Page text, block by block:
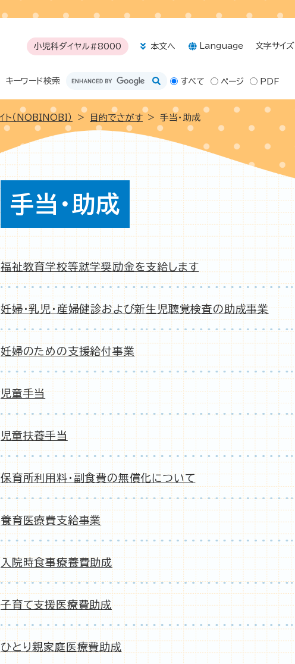
小児科ダイヤル#8000 本文へ Language 文字サイズ
キーワード検索 すべて ページ PDF
ト（NOBINOBI） > 目的でさがす > 手当・助成
手当・助成
福祉教育学校等就学奨励金を支給します
妊婦・乳児・産婦健診および新生児聴覚検査の助成事業
妊婦のための支援給付事業
児童手当
児童扶養手当
保育所利用料・副食費の無償化について
養育医療費支給事業
入院時食事療養費助成
子育て支援医療費助成
ひとり親家庭医療費助成